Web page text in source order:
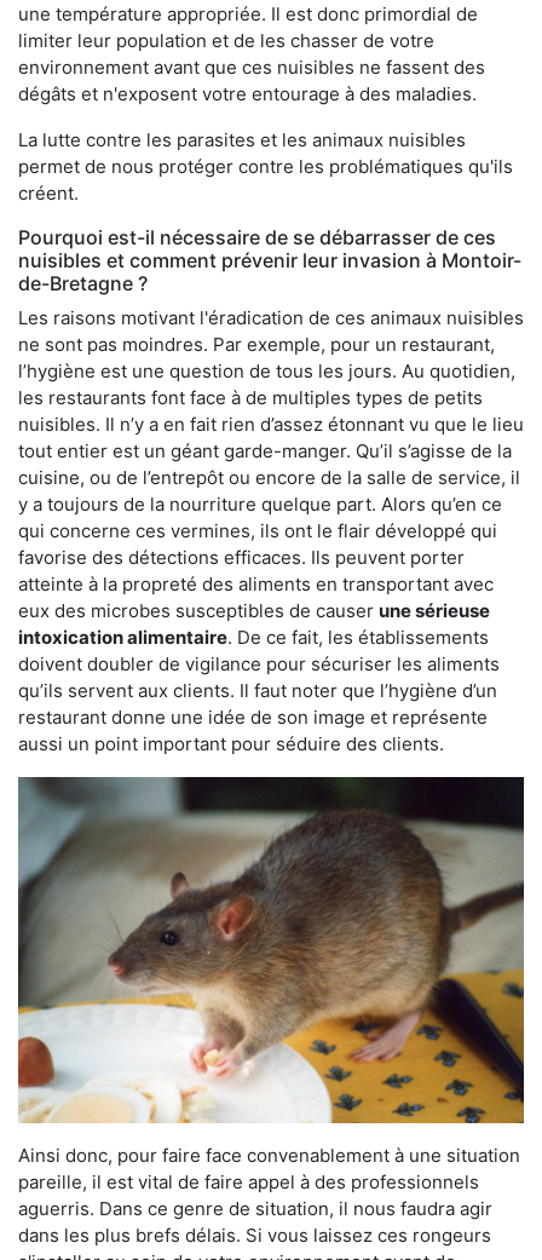
une température appropriée. Il est donc primordial de
limiter leur population et de les chasser de votre
environnement avant que ces nuisibles ne fassent des
dégâts et n'exposent votre entourage à des maladies.
La lutte contre les parasites et les animaux nuisibles
permet de nous protéger contre les problématiques qu'ils
créent.
Pourquoi est-il nécessaire de se débarrasser de ces
nuisibles et comment prévenir leur invasion à Montoir-
de-Bretagne ?
Les raisons motivant l'éradication de ces animaux nuisibles
ne sont pas moindres. Par exemple, pour un restaurant,
l’hygiène est une question de tous les jours. Au quotidien,
les restaurants font face à de multiples types de petits
nuisibles. Il n’y a en fait rien d’assez étonnant vu que le lieu
tout entier est un géant garde-manger. Qu’il s’agisse de la
cuisine, ou de l’entrepôt ou encore de la salle de service, il
y a toujours de la nourriture quelque part. Alors qu’en ce
qui concerne ces vermines, ils ont le flair développé qui
favorise des détections efficaces. Ils peuvent porter
atteinte à la propreté des aliments en transportant avec
eux des microbes susceptibles de causer une sérieuse
intoxication alimentaire. De ce fait, les établissements
doivent doubler de vigilance pour sécuriser les aliments
qu’ils servent aux clients. Il faut noter que l’hygiène d’un
restaurant donne une idée de son image et représente
aussi un point important pour séduire des clients.
Ainsi donc, pour faire face convenablement à une situation
pareille, il est vital de faire appel à des professionnels
aguerris. Dans ce genre de situation, il nous faudra agir
dans les plus brefs délais. Si vous laissez ces rongeurs